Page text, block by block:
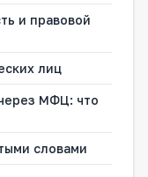
и правовой
лиц
МФЦ: что
словами